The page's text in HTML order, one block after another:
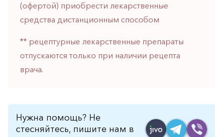
(офертой) приобрести лекарственные
средства дистанционным способом
** рецептурные лекарственные препараты
отпускаются только при наличии рецепта
врача.
Нужна помощь? Не
стесняйтесь, пишите нам в